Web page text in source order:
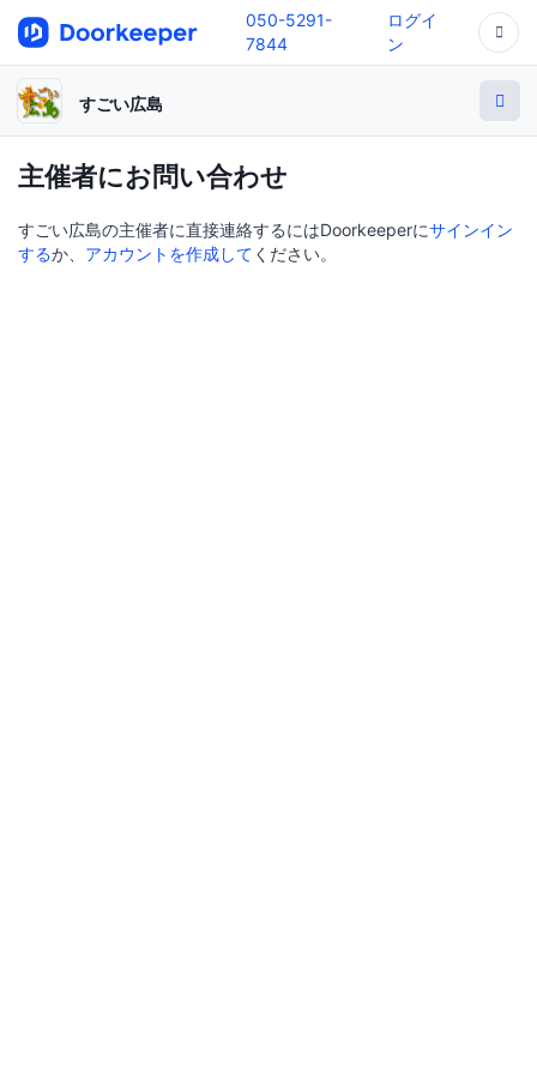
050-5291-
7844
ログイ
ン
すごい広島
主催者にお問い合わせ
すごい広島の主催者に直接連絡するにはDoorkeeperにサインイン
するか、 アカウントを作成して ください。